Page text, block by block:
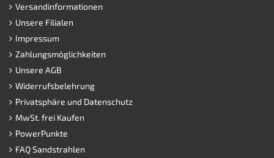
Versandinformationen
Unsere Filialen
Impressum
Zahlungsmöglichkeiten
Unsere AGB
Widerrufsbelehrung
Privatsphäre und Datenschutz
MwSt. frei Kaufen
PowerPunkte
FAQ Sandstrahlen